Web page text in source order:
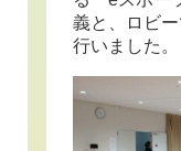
義と、ロビ
行いました。